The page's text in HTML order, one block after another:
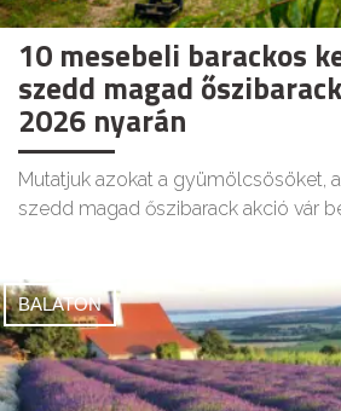
10 mesebeli barackos
szedd magad
2026 nyarán
Mutatjuk azokat a gyümölcsösöket,
szedd magad őszibarack akció vár
BALATON